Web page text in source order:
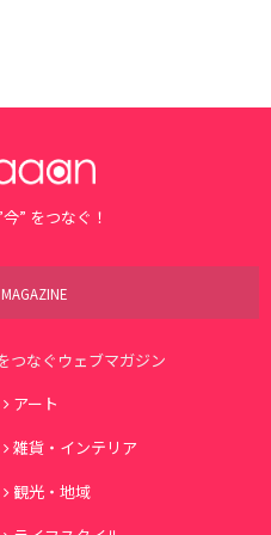
” をつなぐ！
MAGAZINE
つなぐウェブマガジン
アート
雑貨・インテリア
観光・地域